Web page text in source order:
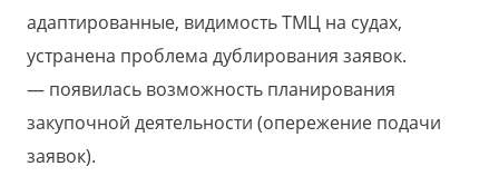
адаптированные, видимость ТМЦ на судах,
устранена проблема дублирования заявок.
появилась возможность планирования
закупочной деятельности (опережение подачи
заявок).